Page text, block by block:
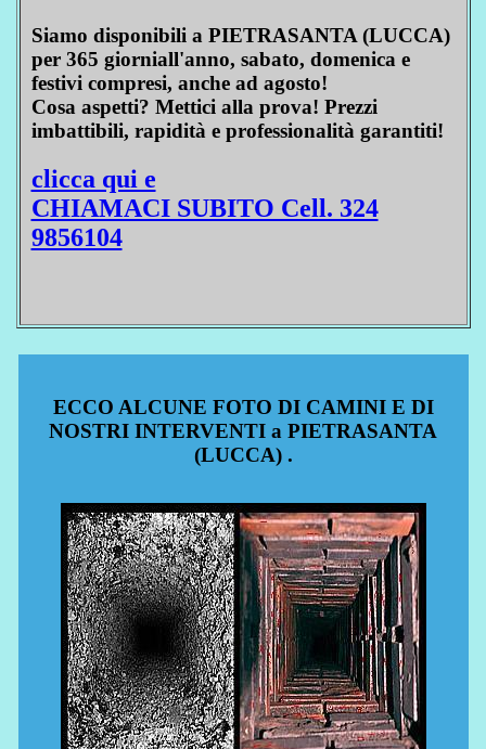
Siamo disponibili a PIETRASANTA (LUCCA)
per 365 giorniall'anno, sabato, domenica e
festivi compresi, anche ad agosto!
Cosa aspetti? Mettici alla prova! Prezzi
imbattibili, rapidità e professionalità garantiti!
clicca qui e
CHIAMACI SUBITO Cell. 324
9856104
ECCO ALCUNE FOTO DI CAMINI E DI
NOSTRI INTERVENTI a PIETRASANTA
(LUCCA) .